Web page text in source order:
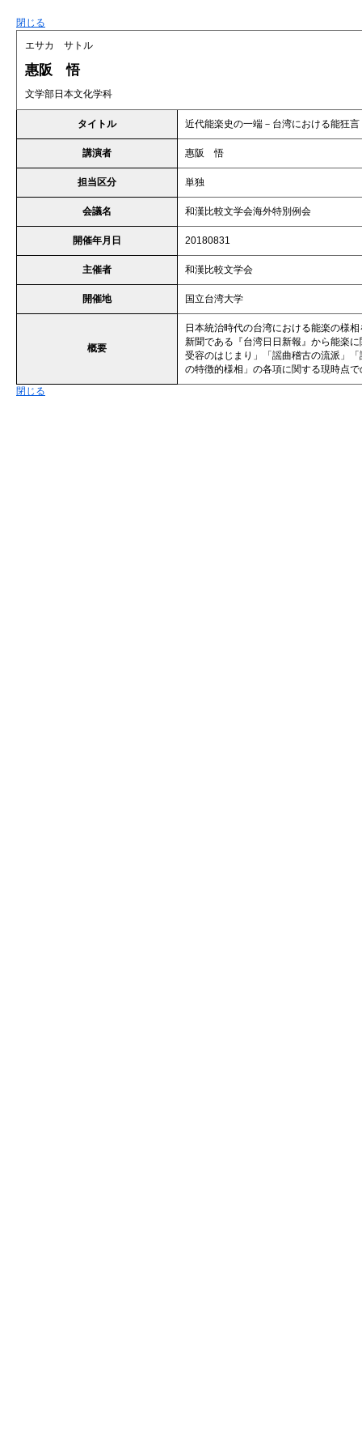
閉じる
エサカ サトル
惠阪 悟
文学部日本文化学科
タイトル 近代能楽史の一端－台湾における能狂言
講演者 惠阪 悟
担当区分 単独
会議名 和漢比較文学会海外特別例会
開催年月日 20180831
主催者 和漢比較文学会
開催地 国立台湾大学
概要
日本統治時代の台湾における能楽の様
新聞である『台湾日日新報』から能楽
受容のはじまり」「謡曲稽古の流派」
の特徴的様相」の各項に関する現時点
閉じる